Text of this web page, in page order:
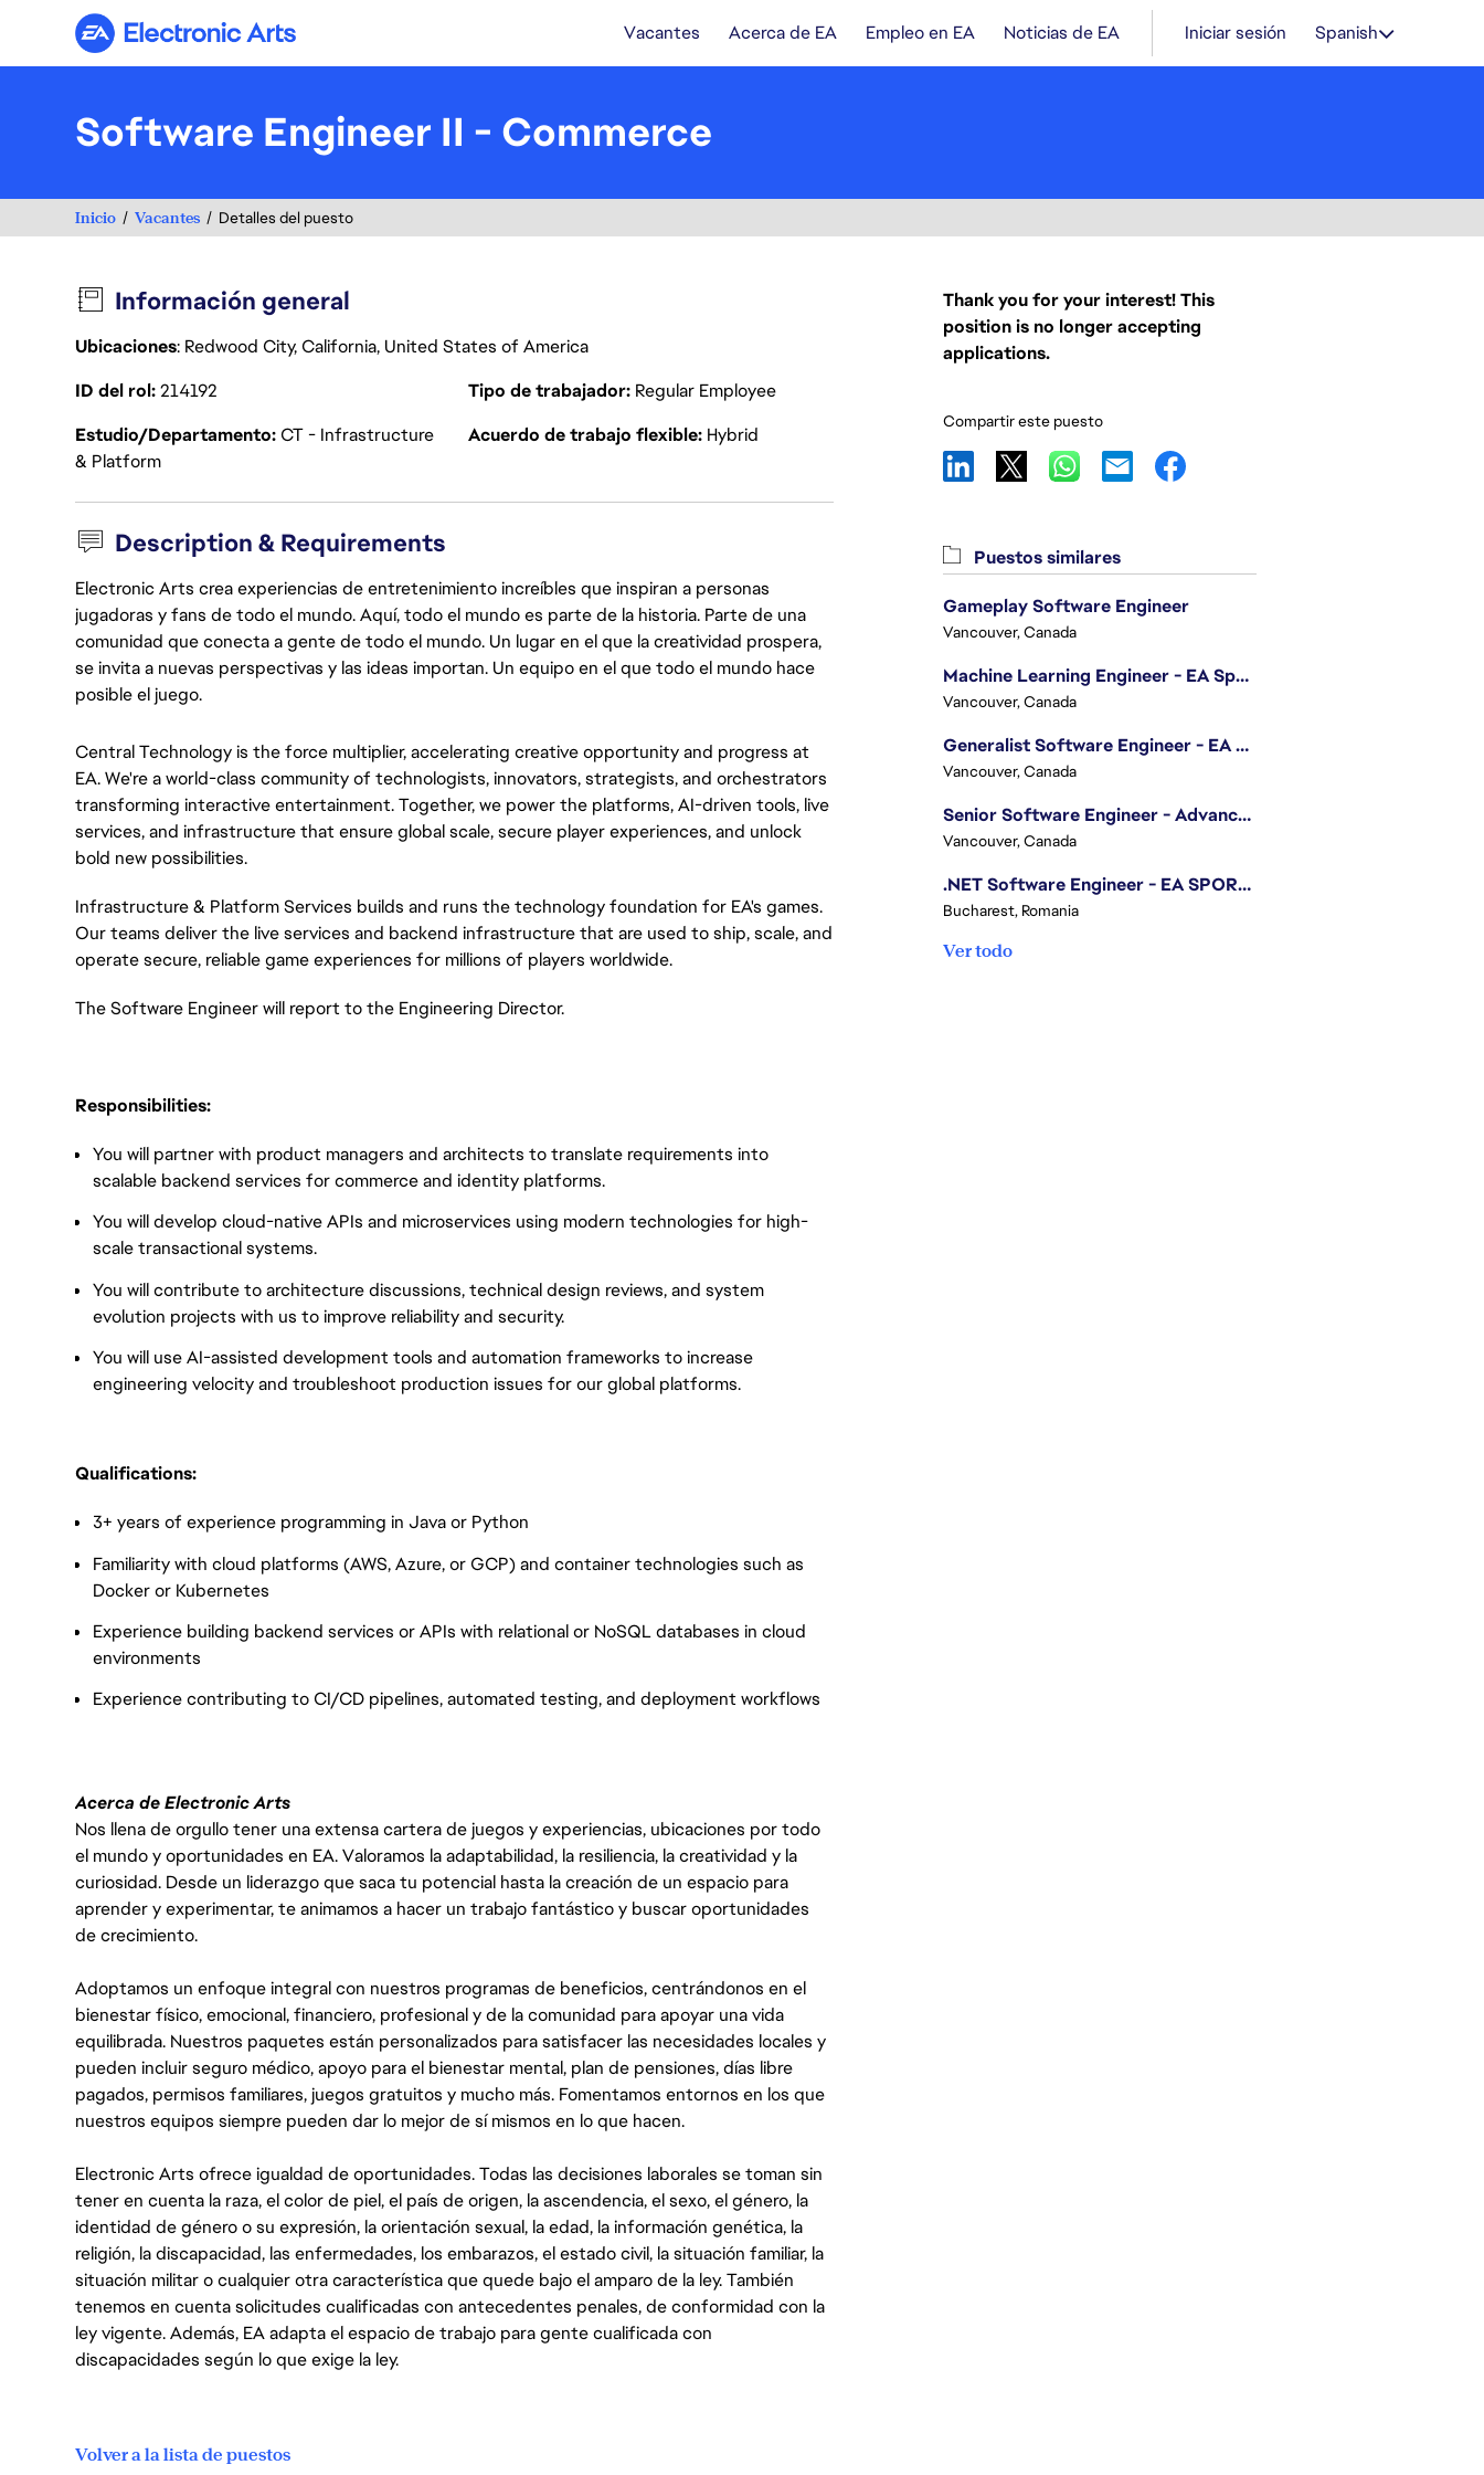
Electronic Arts Vacantes Acerca de EA Empleo en EA Noticias de EA Iniciar sesión Spanish
Software Engineer II - Commerce
Inicio Vacantes Detalles del puesto
Información general
Ubicaciones: Redwood City, California, United States of America
ID del rol214192 Tipo de trabajador Regular Employee
Estudio/DepartamentoCT - Infrastructure
& Platform
Acuerdo de trabajo flexible Hybrid
Description & Requirements
Electronic Arts crea experiencias de entretenimiento increíbles que inspiran a personas
jugadoras y fans de todo el mundo. Aquí, todo el mundo es parte de la historia. Parte de una
comunidad que conecta a gente de todo el mundo. Un lugar en el que la creatividad prospera,
se invita a nuevas perspectivas y las ideas importan. Un equipo en el que todo el mundo hace
posible el juego.
Central Technology is the force multiplier, accelerating creative opportunity and progress at
EA. We're a world-class community of technologists, innovators, strategists, and orchestrators
transforming interactive entertainment. Together, we power the platforms, AI-driven tools, live
services, and infrastructure that ensure global scale, secure player experiences, and unlock
bold new possibilities.
Infrastructure & Platform Services builds and runs the technology foundation for EA's games.
Our teams deliver the live services and backend infrastructure that are used to ship, scale, and
operate secure, reliable game experiences for millions of players worldwide.
The Software Engineer will report to the Engineering Director.
Responsibilities:
You will partner with product managers and architects to translate requirements into
scalable backend services for commerce and identity platforms.
You will develop cloud-native APIs and microservices using modern technologies for high-
scale transactional systems.
You will contribute to architecture discussions, technical design reviews, and system
evolution projects with us to improve reliability and security.
You will use AI-assisted development tools and automation frameworks to increase
engineering velocity and troubleshoot production issues for our global platforms.
Qualifications:
3+ years of experience programming in Java or Python
Familiarity with cloud platforms (AWS, Azure, or GCP) and container technologies such as
Docker or Kubernetes
Experience building backend services or APIs with relational or NoSQL databases in cloud
environments
Experience contributing to CI/CD pipelines, automated testing, and deployment workflows
Acerca de Electronic Arts
Nos llena de orgullo tener una extensa cartera de juegos y experiencias, ubicaciones por todo
el mundo y oportunidades en EA. Valoramos la adaptabilidad, la resiliencia, la creatividad y la
curiosidad. Desde un liderazgo que saca tu potencial hasta la creación de un espacio para
aprender y experimentar, te animamos a hacer un trabajo fantástico y buscar oportunidades
de crecimiento.
Adoptamos un enfoque integral con nuestros programas de beneficios, centrándonos en el
bienestar físico, emocional, financiero, profesional y de la comunidad para apoyar una vida
equilibrada. Nuestros paquetes están personalizados para satisfacer las necesidades locales y
pueden incluir seguro médico, apoyo para el bienestar mental, plan de pensiones, días libre
pagados, permisos familiares, juegos gratuitos y mucho más. Fomentamos entornos en los que
nuestros equipos siempre pueden dar lo mejor de sí mismos en lo que hacen.
Electronic Arts ofrece igualdad de oportunidades. Todas las decisiones laborales se toman sin
tener en cuenta la raza, el color de piel, el país de origen, la ascendencia, el sexo, el género, la
identidad de género o su expresión, la orientación sexual, la edad, la información genética, la
religión, la discapacidad, las enfermedades, los embarazos, el estado civil, la situación familiar, la
situación militar o cualquier otra característica que quede bajo el amparo de la ley. También
tenemos en cuenta solicitudes cualificadas con antecedentes penales, de conformidad con la
ley vigente. Además, EA adapta el espacio de trabajo para gente cualificada con
discapacidades según lo que exige la ley.
Volver a la lista de puestos
Thank you for your interest! This
position is no longer accepting
applications.
Compartir este puesto
Puestos similares
Gameplay Software Engineer
Vancouver, Canada
Machine Learning Engineer - EA Sports FC
Vancouver, Canada
Generalist Software Engineer - EA Sports FC
Vancouver, Canada
Senior Software Engineer - Advanced Technology Group
Vancouver, Canada
.NET Software Engineer - EA SPORTS™ FC
Bucharest, Romania
Ver todo